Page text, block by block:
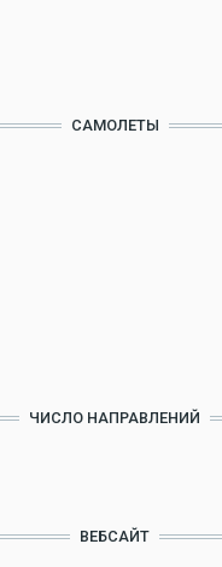
САМОЛЕТЫ
ЧИСЛО НАПРАВЛЕНИЙ
ВЕБСАЙТ